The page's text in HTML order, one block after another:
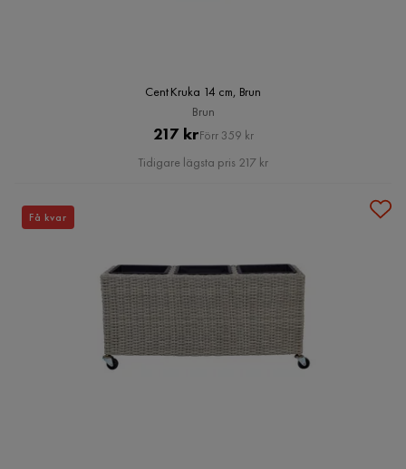
Cent Kruka 14 cm, Brun
Brun
Pris
217 krOriginal
Pris
Förr 359 kr
Tidigare lägsta pris 217 kr
Få kvar